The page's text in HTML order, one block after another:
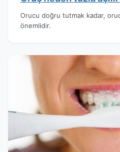
Orucu doğru tutmak kadar,
önemlidir.